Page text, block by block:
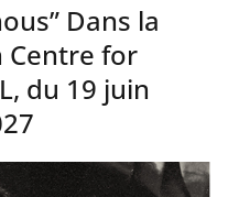
Dans la
Centre for
du 19 juin